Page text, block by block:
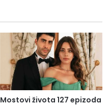
Mostovi života 127 epizoda